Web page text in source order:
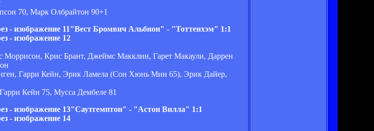
70, Марк Олбрайтон 90+1
"Вест Бромвич Альбион" - "Тоттенхэм" 1:1
Крис Брант, Джеймс Макклин, Гарет Макаули, Даррен
Гарри Кейн, Эрик Ламела (Сон Хюнь Мин 65), Эрик Дайер,
Кейн 75, Мусса Дембеле 81
"Саутгемптон" - "Астон Вилла" 1:1